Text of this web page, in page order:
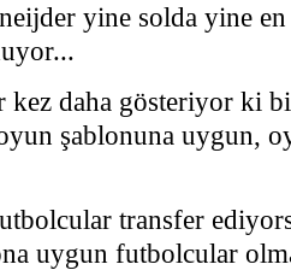
yine solda yine
daha gösteriyor ki
şablonuna uygun,
transfer
uygun futbolcular